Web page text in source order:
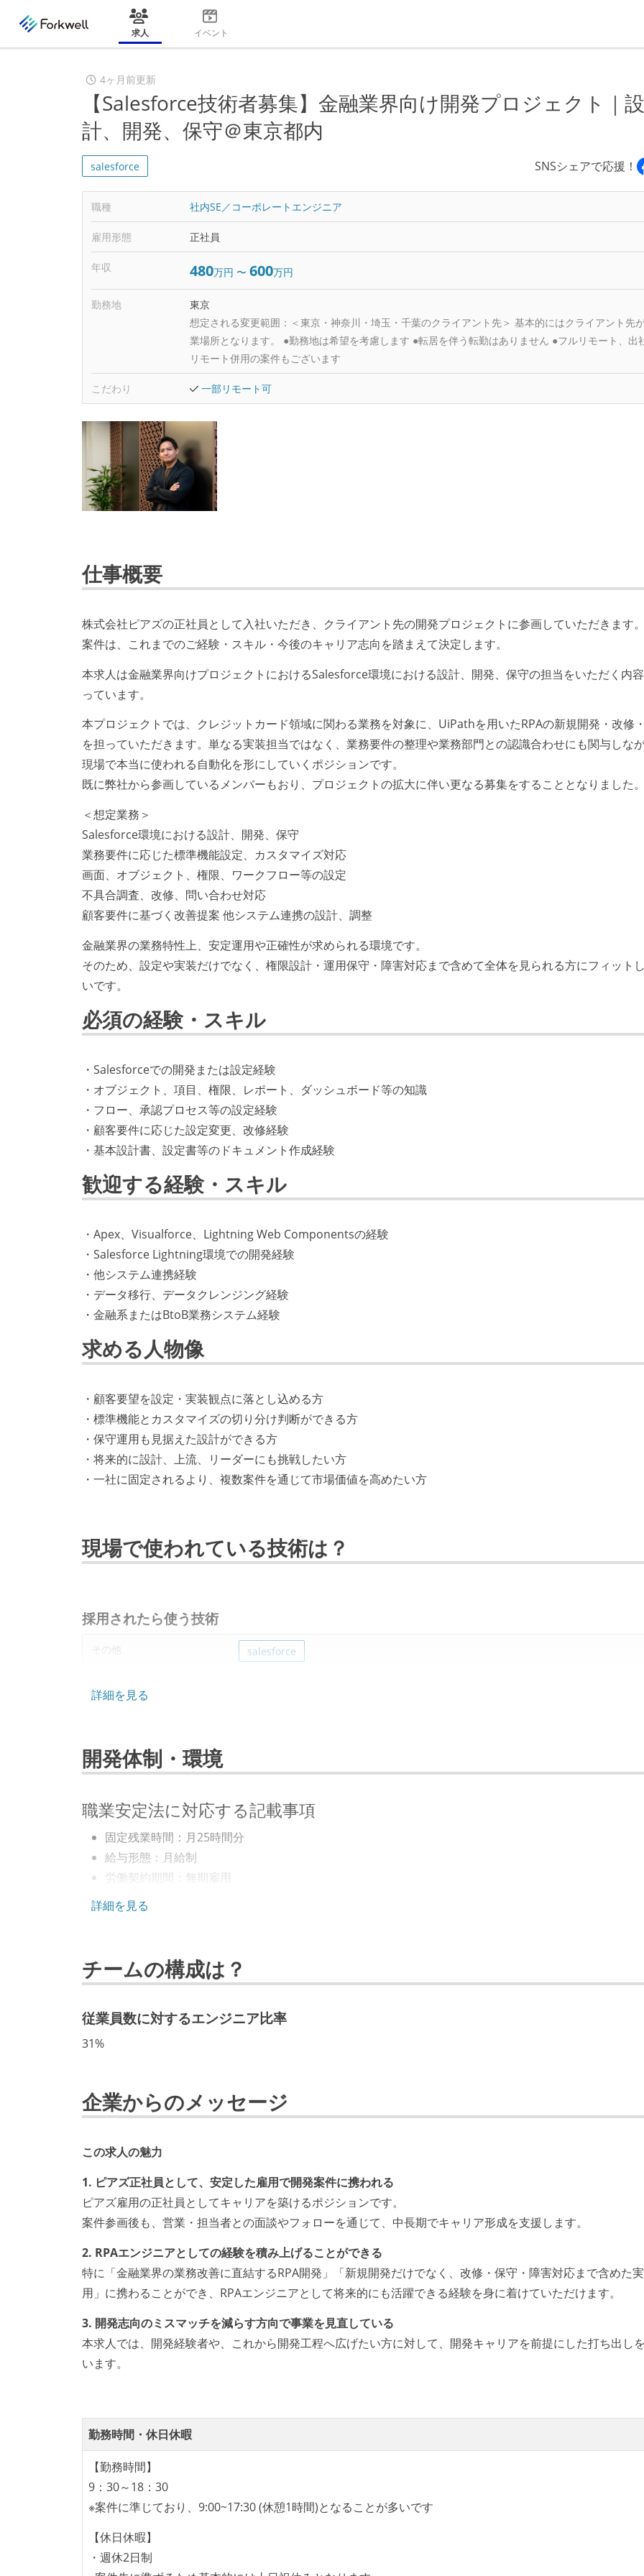
求人 イベント
4ヶ月前更新
【Salesforce技術者募集】金融業界向け開発プロジェクト｜設
計、開発、保守＠東京都内
salesforce SNSシェアで応援！
職種 社内SE／コーポレートエンジニア
雇用形態 正社員
年収 480万円 〜 600万円
勤務地
東京
想定される変更範囲： ＜東京・神奈川・埼玉・千葉のクライアント先＞ 基本的にはクライアント先
業場所となります。 ●勤務地は希望を考慮します ●転居を伴う転勤はありません ●フルリモート、出
リモート併用の案件もございます
こだわり 一部リモート可
仕事概要
株式会社ピアズの正社員として入社いただき、クライアント先の開発プロジェクトに参画していただきます。
案件は、これまでのご経験・スキル・今後のキャリア志向を踏まえて決定します。
本求人は金融業界向けプロジェクトにおけるSalesforce環境における設計、開発、保守の担当をいただく内
っています。
本プロジェクトでは、クレジットカード領域に関わる業務を対象に、UiPathを用いたRPAの新規開発・改修
を担っていただきます。単なる実装担当ではなく、業務要件の整理や業務部門との認識合わせにも関与しなが
現場で本当に使われる自動化を形にしていくポジションです。
既に弊社から参画しているメンバーもおり、プロジェクトの拡大に伴い更なる募集をすることとなりました。
＜想定業務＞
Salesforce環境における設計、開発、保守
業務要件に応じた標準機能設定、カスタマイズ対応
画面、オブジェクト、権限、ワークフロー等の設定
不具合調査、改修、問い合わせ対応
顧客要件に基づく改善提案 他システム連携の設計、調整
金融業界の業務特性上、安定運用や正確性が求められる環境です。
そのため、設定や実装だけでなく、権限設計・運用保守・障害対応まで含めて全体を見られる方にフィット
いです。
必須の経験・スキル
・Salesforceでの開発または設定経験
・オブジェクト、項目、権限、レポート、ダッシュボード等の知識
・フロー、承認プロセス等の設定経験
・顧客要件に応じた設定変更、改修経験
・基本設計書、設定書等のドキュメント作成経験
歓迎する経験・スキル
・Apex、Visualforce、Lightning Web Componentsの経験
・Salesforce Lightning環境での開発経験
・他システム連携経験
・データ移行、データクレンジング経験
・金融系またはBtoB業務システム経験
求める人物像
・顧客要望を設定・実装観点に落とし込める方
・標準機能とカスタマイズの切り分け判断ができる方
・保守運用も見据えた設計ができる方
・将来的に設計、上流、リーダーにも挑戦したい方
・一社に固定されるより、複数案件を通じて市場価値を高めたい方
現場で使われている技術は？
採用されたら使う技術
その他 salesforce
詳細を見る
開発体制・環境
職業安定法に対応する記載事項
固定残業時間：月25時間分
給与形態：月給制
労働契約期間：無期雇用
試用期間：あり（6ヶ月間）
詳細を見る
チームの構成は？
従業員数に対するエンジニア比率
31%
企業からのメッセージ
この求人の魅力
1. ピアズ正社員として、安定した雇用で開発案件に携われる
ピアズ雇用の正社員としてキャリアを築けるポジションです。
案件参画後も、営業・担当者との面談やフォローを通じて、中長期でキャリア形成を支援します。
2. RPAエンジニアとしての経験を積み上げることができる
特に「金融業界の業務改善に直結するRPA開発」「新規開発だけでなく、改修・保守・障害対応まで含めた
用」に携わることができ、RPAエンジニアとして将来的にも活躍できる経験を身に着けていただけます。
3. 開発志向のミスマッチを減らす方向で事業を見直している
本求人では、開発経験者や、これから開発工程へ広げたい方に対して、開発キャリアを前提にした打ち出し
います。
勤務時間・休日休暇
【勤務時間】
9：30～18：30
※案件に準じており、9:00~17:30 (休憩1時間)となることが多いです
【休日休暇】
・週休2日制